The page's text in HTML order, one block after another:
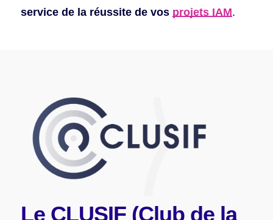
service de la réussite de vos projets IAM.
Le CLUSIF (Club de la